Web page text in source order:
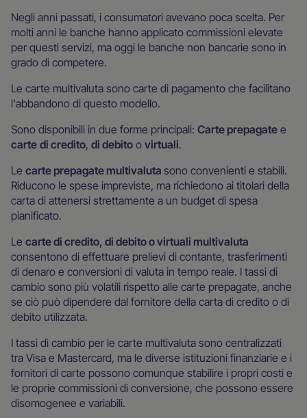
Negli anni passati, i consumatori avevano poca scelta. Per
molti anni le banche hanno applicato commissioni elevate
per questi servizi, ma oggi le banche non bancarie sono in
grado di competere.
Le carte multivaluta sono carte di pagamento che facilitano
l'abbandono di questo modello.
Sono disponibili in due forme principali: Carte prepagate e
carte di credito, di debito o virtuali.
Le carte prepagate multivaluta sono convenienti e stabili.
Riducono le spese impreviste, ma richiedono ai titolari della
carta di attenersi strettamente a un budget di spesa
pianificato.
Le carte di credito, di debito o virtuali multivaluta
consentono di effettuare prelievi di contante, trasferimenti
di denaro e conversioni di valuta in tempo reale. I tassi di
cambio sono più volatili rispetto alle carte prepagate, anche
se ciò può dipendere dal fornitore della carta di credito o di
debito utilizzata.
I tassi di cambio per le carte multivaluta sono centralizzati
tra Visa e Mastercard, ma le diverse istituzioni finanziarie e i
fornitori di carte possono comunque stabilire i propri costi e
le proprie commissioni di conversione, che possono essere
disomogenee e variabili.